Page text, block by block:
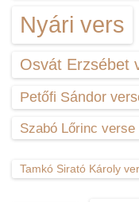
Nyári vers
Osvát Erzsébet
Petőfi Sándor
Szabó Lőrinc verse
Tamkó Sirató Károly